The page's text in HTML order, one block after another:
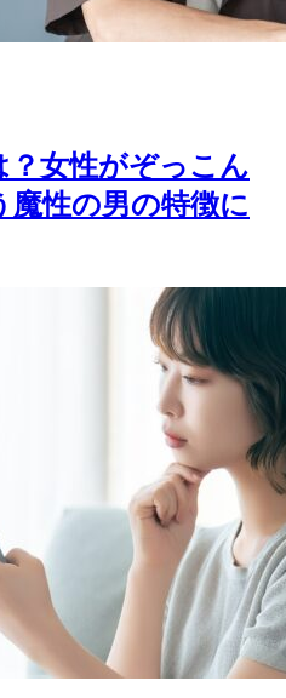
？女性がぞっこん
魔性の男の特徴に